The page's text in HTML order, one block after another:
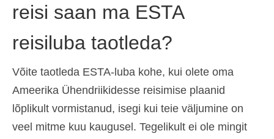
reisi saan ma ESTA
reisiluba taotleda?
Võite taotleda ESTA-luba kohe, kui olete oma
Ameerika Ühendriikidesse reisimise plaanid
lõplikult vormistanud, isegi kui teie väljumine on
veel mitme kuu kaugusel. Tegelikult ei ole mingit